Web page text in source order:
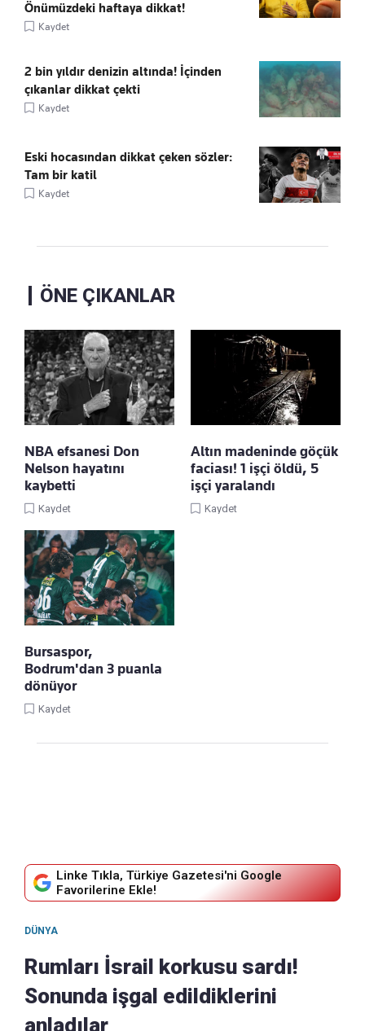
Önümüzdeki haftaya dikkat!
Kaydet
2 bin yıldır denizin altında! İçinden
çıkanlar dikkat çekti
Kaydet
Eski hocasından dikkat çeken sözler:
Tam bir katil
Kaydet
ÖNE ÇIKANLAR
NBA efsanesi Don
Nelson hayatını
kaybetti
Kaydet
Altın madeninde göçük
faciası! 1 işçi öldü, 5
işçi yaralandı
Kaydet
Bursaspor,
Bodrum'dan 3 puanla
dönüyor
Kaydet
Linke Tıkla, Türkiye Gazetesi'ni Google
Favorilerine Ekle!
DÜNYA
Rumları İsrail korkusu sardı!
Sonunda işgal edildiklerini
anladılar